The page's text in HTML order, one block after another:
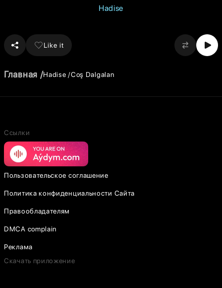
Hadise
Like it
Главная Hadise Coş Dalgalan
Ссылки
Пользовательское соглашение
Политика конфиденциальности Сайта
Правообладателям
DMCA complain
Реклама
Скачать приложение